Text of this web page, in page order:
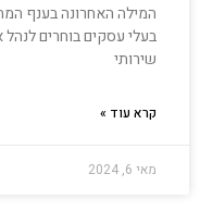
המילה האחרונה בענף
בעלי עסקים בוחרים
שירותי
קרא עוד »
מאי 6, 2024